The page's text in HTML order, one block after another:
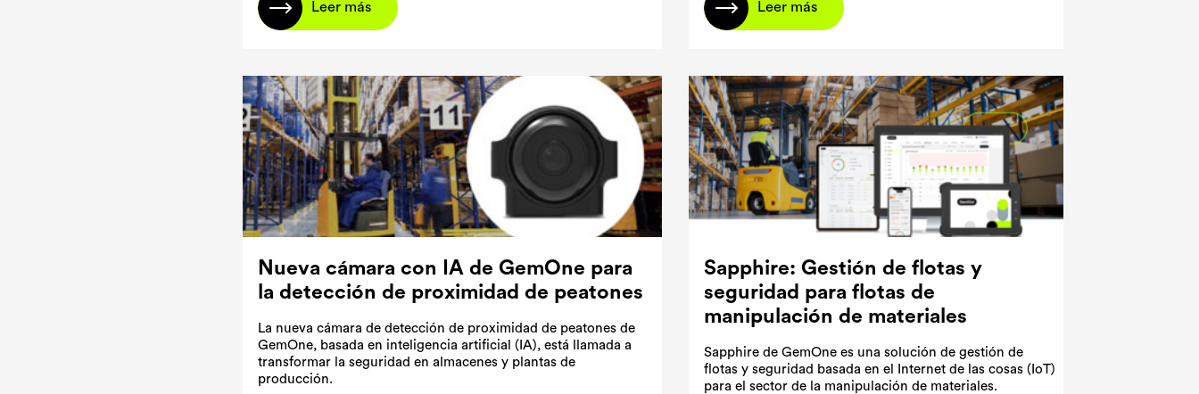
Leer más Leer más
Nueva cámara con IA de GemOne para
la detección de proximidad de peatones
La nueva cámara de detección de proximidad de peatones de
GemOne, basada en inteligencia artificial (IA), está llamada a
transformar la seguridad en almacenes y plantas de
producción.
Sapphire: Gestión de flotas y
seguridad para flotas de
manipulación de materiales
Sapphire de GemOne es una solución de gestión de
flotas y seguridad basada en el Internet de las cosas (IoT)
para el sector de la manipulación de materiales.